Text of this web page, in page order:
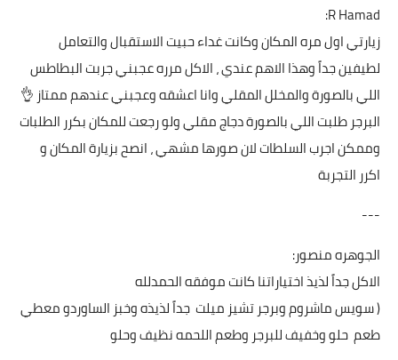
R Hamad:
زيارتي اول مره المكان وكانت غداء حبيت الاستقبال والتعامل
لطيفين جداً وهذا الاهم عندي ، الاكل مرره عجبني جربت البطاطس
اللي بالصورة والمخلل المقلي وانا اعشقه وعجبني عندهم ممتاز 👌
البرجر طلبت اللي بالصورة دجاج مقلي ولو رجعت للمكان بكرر الطلبات
وممكن اجرب السلطات لان صورها مشهي ، انصح بزيارة المكان و
اكرر التجربة
---
الجوهره منصور:
الاكل جداً لذيذ اختياراتنا كانت موفقه الحمدلله
( سويس ماشروم وبرجر تشيز ميلت جداً لذيذه وخبز الساوردو معطي
طعم حلو وخفيف للبرجر وطعم اللحمه نظيف وحلو